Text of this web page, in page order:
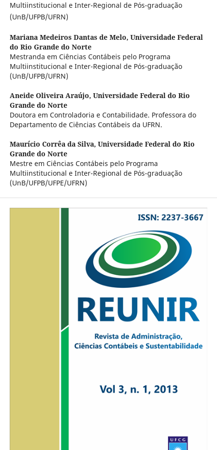
Multiinstitucional e Inter-Regional de Pós-graduação
(UnB/UFPB/UFRN)
Mariana Medeiros Dantas de Melo, Universidade Federal
do Rio Grande do Norte
Mestranda em Ciências Contábeis pelo Programa
Multiinstitucional e Inter-Regional de Pós-graduação
(UnB/UFPB/UFRN)
Aneide Oliveira Araújo, Universidade Federal do Rio
Grande do Norte
Doutora em Controladoria e Contabilidade. Professora do
Departamento de Ciências Contábeis da UFRN.
Maurício Corrêa da Silva, Universidade Federal do Rio
Grande do Norte
Mestre em Ciências Contábeis pelo Programa
Multiinstitucional e Inter-Regional de Pós-graduação
(UnB/UFPB/UFPE/UFRN)